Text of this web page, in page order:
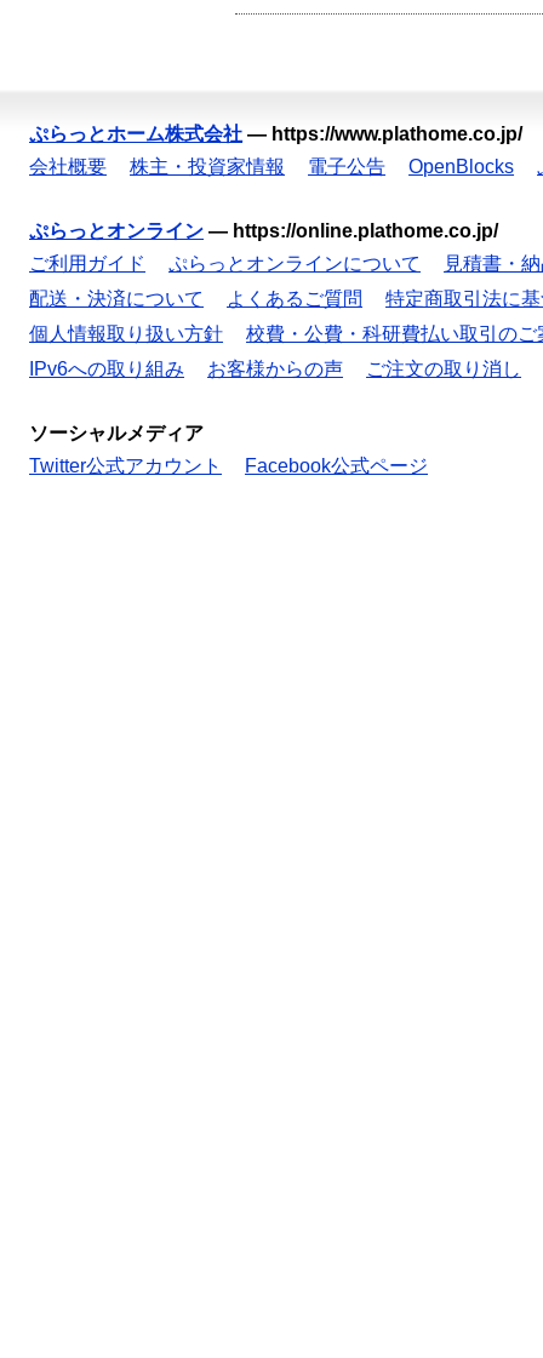
ぷらっとホーム株式会社 — https://www.plathome.co.jp/
会社概要
株主・投資家情報 電子公告 OpenBlocks
ぷらっとオンライン — https://online.plathome.co.jp/
ご利用ガイド
ぷらっとオンラインについて
見積書・
配送・決済について
よくあるご質問
特定商取引法に
個人情報取り扱い方針
校費・公費・科研費払い取引のご
IPv6への取り組み
お客様からの声 ご注文の取り消し
ソーシャルメディア
Twitter公式アカウント
Facebook公式ページ